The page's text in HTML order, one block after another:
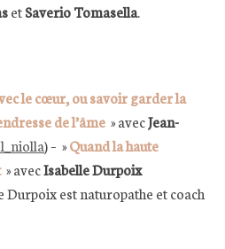
etSaverio Tomasella.
le cœur, ou savoir garder la
de l’âme »avecJean-
) – »Quand la haute
» avecIsabelle Durpoix
Durpoix est naturopathe et coach